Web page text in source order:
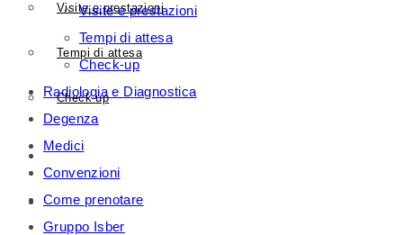
Visite e prestazioni
Tempi di attesa
Check-up
DEGENZA
Visite e prestazioni
Tempi di attesa
Check-up
Radiologia e Diagnostica
Degenza
Medici
Convenzioni
Come prenotare
Gruppo Isber